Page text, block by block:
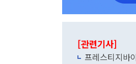
[관련기사]
프레스티지바